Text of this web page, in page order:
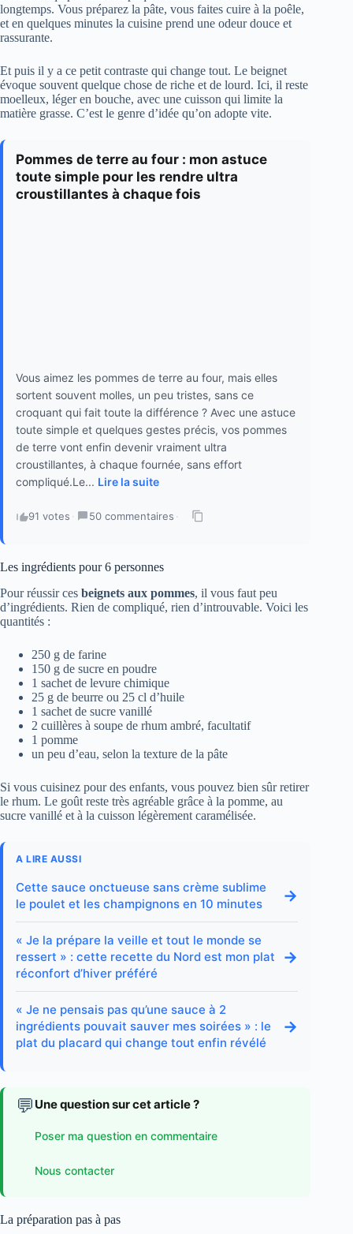
longtemps. Vous préparez la pâte, vous faites cuire à la poêle,
et en quelques minutes la cuisine prend une odeur douce et
rassurante.
Et puis il y a ce petit contraste qui change tout. Le beignet
évoque souvent quelque chose de riche et de lourd. Ici, il reste
moelleux, léger en bouche, avec une cuisson qui limite la
matière grasse. C’est le genre d’idée qu’on adopte vite.
Pommes de terre au four : mon astuce
toute simple pour les rendre ultra
croustillantes à chaque fois
Vous aimez les pommes de terre au four, mais elles
sortent souvent molles, un peu tristes, sans ce
croquant qui fait toute la différence ? Avec une astuce
toute simple et quelques gestes précis, vos pommes
de terre vont enfin devenir vraiment ultra
croustillantes, à chaque fournée, sans effort
compliqué.Le... Lire la suite
91 votes · 50 commentaires ·
Les ingrédients pour 6 personnes
Pour réussir ces beignets aux pommes, il vous faut peu
d’ingrédients. Rien de compliqué, rien d’introuvable. Voici les
quantités :
250 g de farine
150 g de sucre en poudre
1 sachet de levure chimique
25 g de beurre ou 25 cl d’huile
1 sachet de sucre vanillé
2 cuillères à soupe de rhum ambré, facultatif
1 pomme
un peu d’eau, selon la texture de la pâte
Si vous cuisinez pour des enfants, vous pouvez bien sûr retirer
le rhum. Le goût reste très agréable grâce à la pomme, au
sucre vanillé et à la cuisson légèrement caramélisée.
A LIRE AUSSI
Cette sauce onctueuse sans crème sublime
le poulet et les champignons en 10 minutes
→
« Je la prépare la veille et tout le monde se
ressert » : cette recette du Nord est mon plat
réconfort d’hiver préféré
→
« Je ne pensais pas qu’une sauce à 2
ingrédients pouvait sauver mes soirées » : le
plat du placard qui change tout enfin révélé
→
💬 Une question sur cet article ?
Poser ma question en commentaire
Nous contacter
La préparation pas à pas